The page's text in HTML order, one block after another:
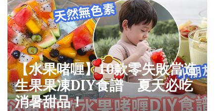
【水果啫喱】10款零失敗當造
生果果凍DIY食譜 夏天必吃
消暑甜品！